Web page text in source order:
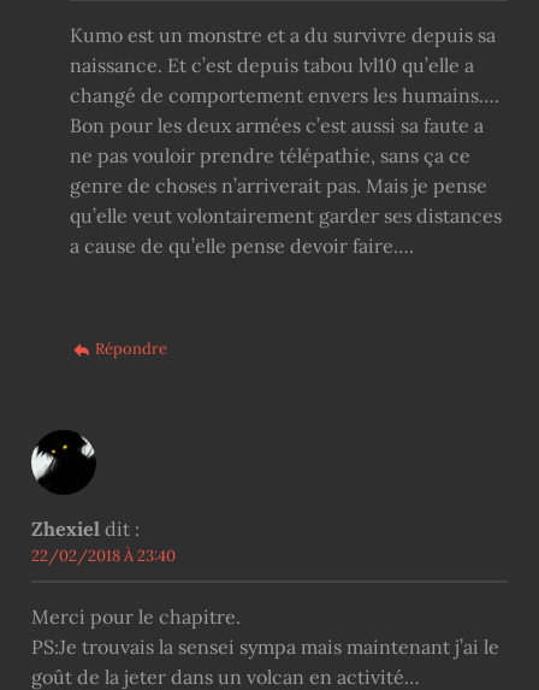
Kumo est un monstre et a du survivre depuis sa
naissance. Et c’est depuis tabou lvl10 qu’elle a
changé de comportement envers les humains….
Bon pour les deux armées c’est aussi sa faute a
ne pas vouloir prendre télépathie, sans ça ce
genre de choses n’arriverait pas. Mais je pense
qu’elle veut volontairement garder ses distances
a cause de qu’elle pense devoir faire….
Répondre
Zhexiel dit :
22/02/2018 À 23:40
Merci pour le chapitre.
PS:Je trouvais la sensei sympa mais maintenant j’ai le
goût de la jeter dans un volcan en activité…